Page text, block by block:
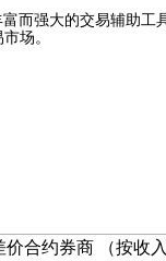
富而强大的交易辅助工
场。
合约券商 （按收